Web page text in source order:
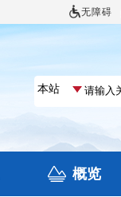
无障碍
概览